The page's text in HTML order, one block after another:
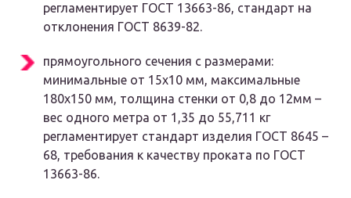
регламентирует ГОСТ 13663-86, стандарт на
отклонения ГОСТ 8639-82.
прямоугольного сечения с размерами:
минимальные от 15х10 мм, максимальные
180х150 мм, толщина стенки от 0,8 до 12мм –
вес одного метра от 1,35 до 55,711 кг
регламентирует стандарт изделия ГОСТ 8645 –
68, требования к качеству проката по ГОСТ
13663-86.